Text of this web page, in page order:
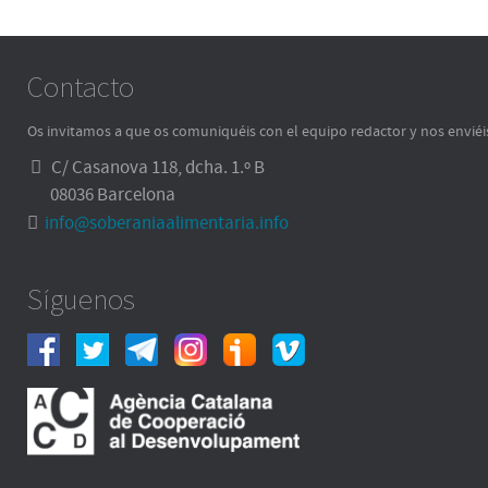
Contacto
Os invitamos a que os comuniquéis con el equipo redactor y nos
C/ Casanova 118, dcha. 1.º B
08036 Barcelona
info@soberaniaalimentaria.info
Síguenos